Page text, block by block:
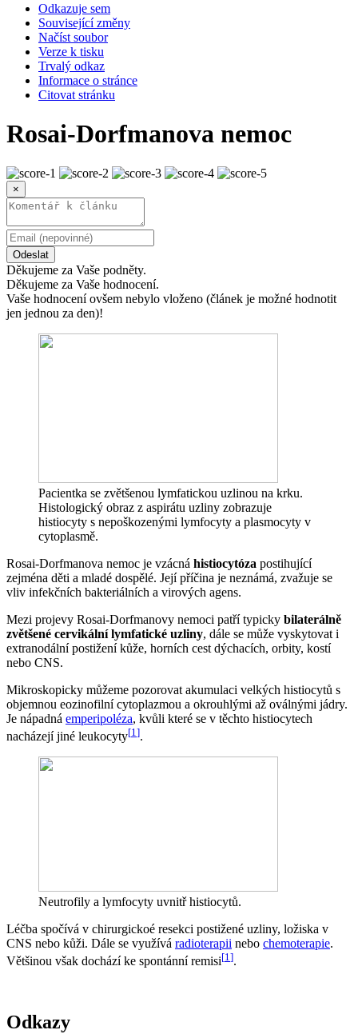
Odkazuje sem
Související změny
Načíst soubor
Verze k tisku
Trvalý odkaz
Informace o stránce
Citovat stránku
Rosai-Dorfmanova nemoc
×
Odeslat
Děkujeme za Vaše podněty.
Děkujeme za Vaše hodnocení.
Vaše hodnocení ovšem nebylo vloženo (článek je možné hodnotit
jen jednou za den)!
Pacientka se zvětšenou lymfatickou uzlinou na krku.
Histologický obraz z aspirátu uzliny zobrazuje
histiocyty s nepoškozenými lymfocyty a plasmocyty v
cytoplasmě.
Rosai-Dorfmanova nemoc je vzácná histiocytóza postihující
zejména děti a mladé dospělé. Její příčina je neznámá, zvažuje se
vliv infekčních bakteriálních a virových agens.
Mezi projevy Rosai-Dorfmanovy nemoci patří typicky bilaterálně
zvětšené cervikální lymfatické uzliny, dále se může vyskytovat i
extranodální postižení kůže, horních cest dýchacích, orbity, kostí
nebo CNS.
Mikroskopicky můžeme pozorovat akumulaci velkých histiocytů s
objemnou eozinofilní cytoplazmou a okrouhlými až oválnými jádry.
Je nápadná emperipoléza, kvůli které se v těchto histiocytech
nacházejí jiné leukocyty[1 ].
Neutrofily a lymfocyty uvnitř histiocytů.
Léčba spočívá v chirurgickoé resekci postižené uzliny, ložiska v
CNS nebo kůži. Dále se využívá radioterapii nebo chemoterapie.
Většinou však dochází ke spontánní remisi[1].
Odkazy